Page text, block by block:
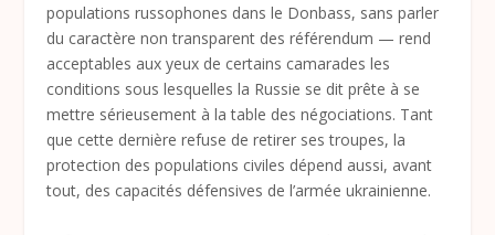
populations russophones dans le Donbass, sans parler
du caractère non transparent des référendum — rend
acceptables aux yeux de certains camarades les
conditions sous lesquelles la Russie se dit prête à se
mettre sérieusement à la table des négociations. Tant
que cette dernière refuse de retirer ses troupes, la
protection des populations civiles dépend aussi, avant
tout, des capacités défensives de l’armée ukrainienne.